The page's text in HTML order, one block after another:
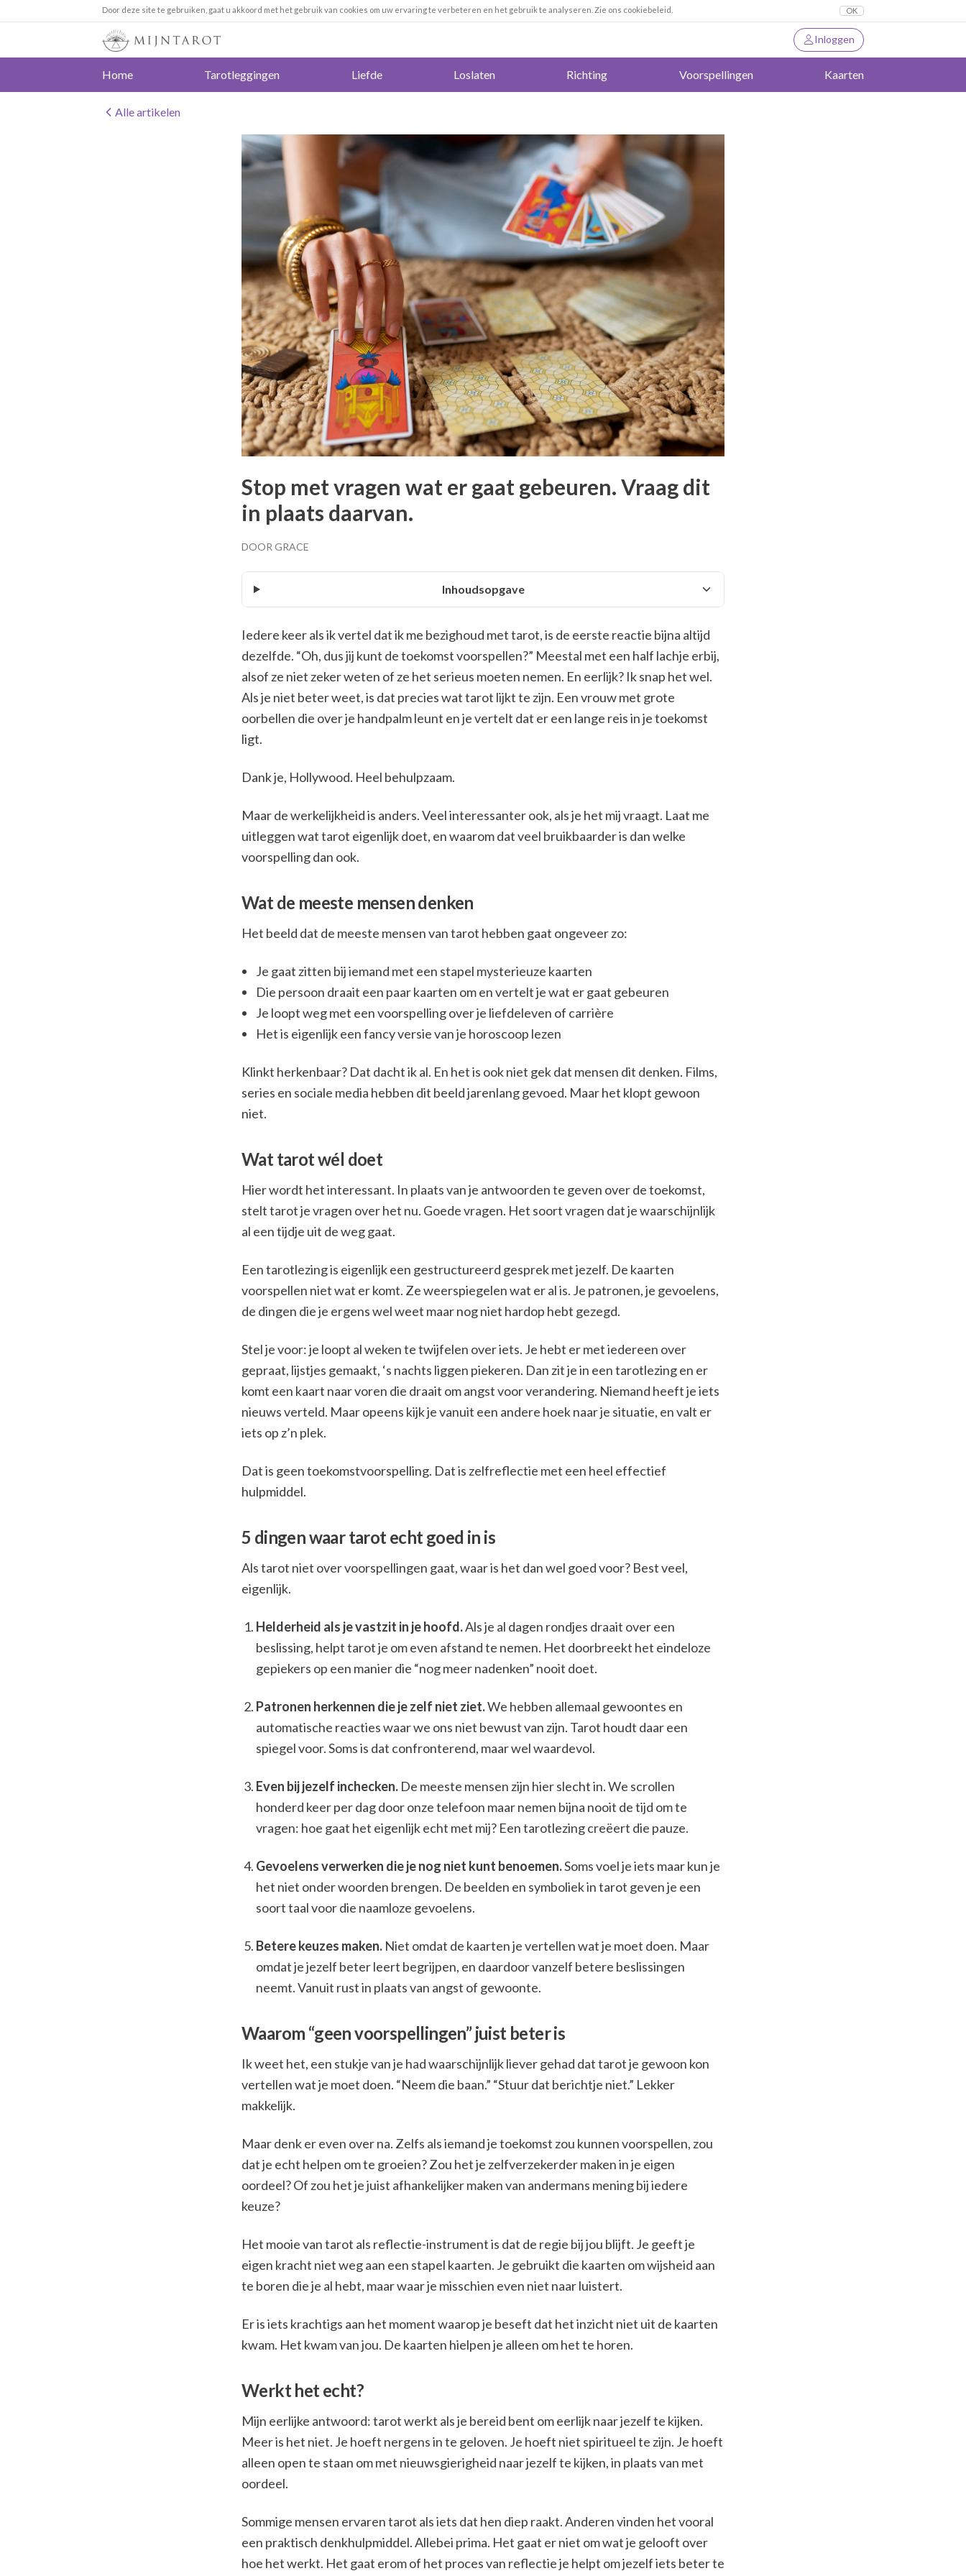
Door deze site te gebruiken, gaat u akkoord met het gebruik van cookies om uw ervaring te verbeteren en het gebruik te analyseren. Zie ons cookiebeleid. OK
Inloggen
Home Tarotleggingen Liefde Loslaten Richting Voorspellingen Kaarten
Alle artikelen
Stop met vragen wat er gaat gebeuren. Vraag dit
in plaats daarvan.
DOOR GRACE
Inhoudsopgave
Iedere keer als ik vertel dat ik me bezighoud met tarot, is de eerste reactie bijna altijd
dezelfde. “Oh, dus jij kunt de toekomst voorspellen?” Meestal met een half lachje erbij,
alsof ze niet zeker weten of ze het serieus moeten nemen. En eerlijk? Ik snap het wel.
Als je niet beter weet, is dat precies wat tarot lijkt te zijn. Een vrouw met grote
oorbellen die over je handpalm leunt en je vertelt dat er een lange reis in je toekomst
ligt.
Dank je, Hollywood. Heel behulpzaam.
Maar de werkelijkheid is anders. Veel interessanter ook, als je het mij vraagt. Laat me
uitleggen wat tarot eigenlijk doet, en waarom dat veel bruikbaarder is dan welke
voorspelling dan ook.
Wat de meeste mensen denken
Het beeld dat de meeste mensen van tarot hebben gaat ongeveer zo:
Je gaat zitten bij iemand met een stapel mysterieuze kaarten
Die persoon draait een paar kaarten om en vertelt je wat er gaat gebeuren
Je loopt weg met een voorspelling over je liefdeleven of carrière
Het is eigenlijk een fancy versie van je horoscoop lezen
Klinkt herkenbaar? Dat dacht ik al. En het is ook niet gek dat mensen dit denken. Films,
series en sociale media hebben dit beeld jarenlang gevoed. Maar het klopt gewoon
niet.
Wat tarot wél doet
Hier wordt het interessant. In plaats van je antwoorden te geven over de toekomst,
stelt tarot je vragen over het nu. Goede vragen. Het soort vragen dat je waarschijnlijk
al een tijdje uit de weg gaat.
Een tarotlezing is eigenlijk een gestructureerd gesprek met jezelf. De kaarten
voorspellen niet wat er komt. Ze weerspiegelen wat er al is. Je patronen, je gevoelens,
de dingen die je ergens wel weet maar nog niet hardop hebt gezegd.
Stel je voor: je loopt al weken te twijfelen over iets. Je hebt er met iedereen over
gepraat, lijstjes gemaakt, ‘s nachts liggen piekeren. Dan zit je in een tarotlezing en er
komt een kaart naar voren die draait om angst voor verandering. Niemand heeft je iets
nieuws verteld. Maar opeens kijk je vanuit een andere hoek naar je situatie, en valt er
iets op z’n plek.
Dat is geen toekomstvoorspelling. Dat is zelfreflectie met een heel effectief
hulpmiddel.
5 dingen waar tarot echt goed in is
Als tarot niet over voorspellingen gaat, waar is het dan wel goed voor? Best veel,
eigenlijk.
Helderheid als je vastzit in je hoofd.Als je al dagen rondjes draait over een
beslissing, helpt tarot je om even afstand te nemen. Het doorbreekt het eindeloze
gepiekers op een manier die “nog meer nadenken” nooit doet.
Patronen herkennen die je zelf niet ziet.We hebben allemaal gewoontes en
automatische reacties waar we ons niet bewust van zijn. Tarot houdt daar een
spiegel voor. Soms is dat confronterend, maar wel waardevol.
Even bij jezelf inchecken. De meeste mensen zijn hier slecht in. We scrollen
honderd keer per dag door onze telefoon maar nemen bijna nooit de tijd om te
vragen: hoe gaat het eigenlijk echt met mij? Een tarotlezing creëert die pauze.
Gevoelens verwerken die je nog niet kunt benoemen.Soms voel je iets maar kun je
het niet onder woorden brengen. De beelden en symboliek in tarot geven je een
soort taal voor die naamloze gevoelens.
Betere keuzes maken. Niet omdat de kaarten je vertellen wat je moet doen. Maar
omdat je jezelf beter leert begrijpen, en daardoor vanzelf betere beslissingen
neemt. Vanuit rust in plaats van angst of gewoonte.
Waarom “geen voorspellingen” juist beter is
Ik weet het, een stukje van je had waarschijnlijk liever gehad dat tarot je gewoon kon
vertellen wat je moet doen. “Neem die baan.” “Stuur dat berichtje niet.” Lekker
makkelijk.
Maar denk er even over na. Zelfs als iemand je toekomst zou kunnen voorspellen, zou
dat je echt helpen om te groeien? Zou het je zelfverzekerder maken in je eigen
oordeel? Of zou het je juist afhankelijker maken van andermans mening bij iedere
keuze?
Het mooie van tarot als reflectie-instrument is dat de regie bij jou blijft. Je geeft je
eigen kracht niet weg aan een stapel kaarten. Je gebruikt die kaarten om wijsheid aan
te boren die je al hebt, maar waar je misschien even niet naar luistert.
Er is iets krachtigs aan het moment waarop je beseft dat het inzicht niet uit de kaarten
kwam. Het kwam van jou. De kaarten hielpen je alleen om het te horen.
Werkt het echt?
Mijn eerlijke antwoord: tarot werkt als je bereid bent om eerlijk naar jezelf te kijken.
Meer is het niet. Je hoeft nergens in te geloven. Je hoeft niet spiritueel te zijn. Je hoeft
alleen open te staan om met nieuwsgierigheid naar jezelf te kijken, in plaats van met
oordeel.
Sommige mensen ervaren tarot als iets dat hen diep raakt. Anderen vinden het vooral
een praktisch denkhulpmiddel. Allebei prima. Het gaat er niet om wat je gelooft over
hoe het werkt. Het gaat erom of het proces van reflectie je helpt om jezelf iets beter te